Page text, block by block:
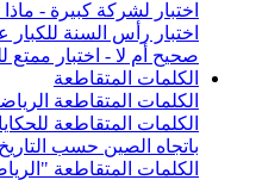
اختبار لشركة كبيرة -
اختبار رأس السنة للكبار
صحيح أم لا - اختبار ممتع
الكلمات المتقاطعة
الكلمات المتقاطعة
الكلمات المتقاطعة
باتجاه الصين حسب التاريخ
الكلمات المتقاطعة